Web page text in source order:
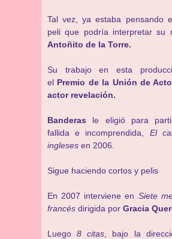
Tal vez, ya estaba pensando
peli que podría interpretar su
Antoñito de la Torre.
Su trabajo en esta
el Premio de la Unión de
actor revelación.
Banderas le eligió para
fallida e incomprendida, El
ingleses en 2006.
Sigue haciendo cortos y pelis
En 2007 interviene en Siete
francés dirigida por Gracia
Luego8 citas , bajo la